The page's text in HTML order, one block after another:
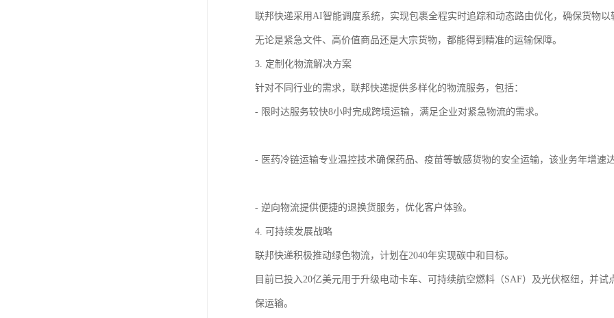
联邦快递采用AI智能调度系统，实现包裹全程实时追踪和动态路由优化，确保货物
无论是紧急文件、高价值商品还是大宗货物，都能得到精准的运输保障。
3. 定制化物流解决方案
针对不同行业的需求，联邦快递提供多样化的物流服务，包括：
- 限时达服务较快8小时完成跨境运输，满足企业对紧急物流的需求。
- 医药冷链运输专业温控技术确保药品、疫苗等敏感货物的安全运输，该业务年增速
- 逆向物流提供便捷的退换货服务，优化客户体验。
4. 可持续发展战略
联邦快递积极推动绿色物流，计划在2040年实现碳中和目标。
目前已投入20亿美元用于升级电动卡车、可持续航空燃料（SAF）及光伏枢纽，并
保运输。